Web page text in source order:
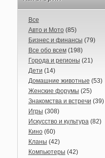
Все
Авто и Мото(85)
Бизнес и финансы (79)
Все обо всем(198)
Города и регионы (21)
Дети (14)
Домашние животные (53)
Женские форумы (25)
Знакомства и встречи (39)
Игры (308)
Искусство и культура(82)
Кино(60)
Кланы (42)
Компьютеры (42)